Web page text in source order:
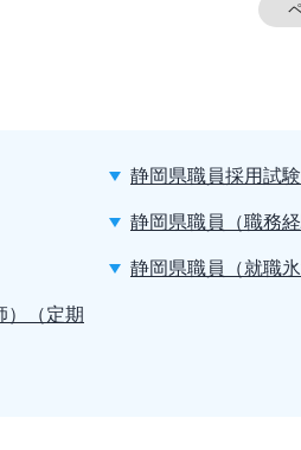
静岡県職員採用試
静岡県職員（職務
静岡県職員（就職
）（定期